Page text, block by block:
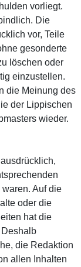
vorliegt.
Die
vor, Teile
gesonderte
löschen oder
einzustellen.
die Meinung des
der Lippischen
wieder.
Auf die
oder die
hat die
die Redaktion
allen Inhalten